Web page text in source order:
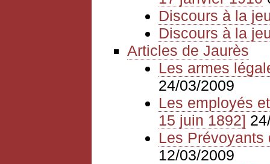
Discours à la
Discours à la
Articles de Jaurès
Les armes
24/03/2009
Les employés
15 juin 1892]
Les Prévoyants
12/03/2009